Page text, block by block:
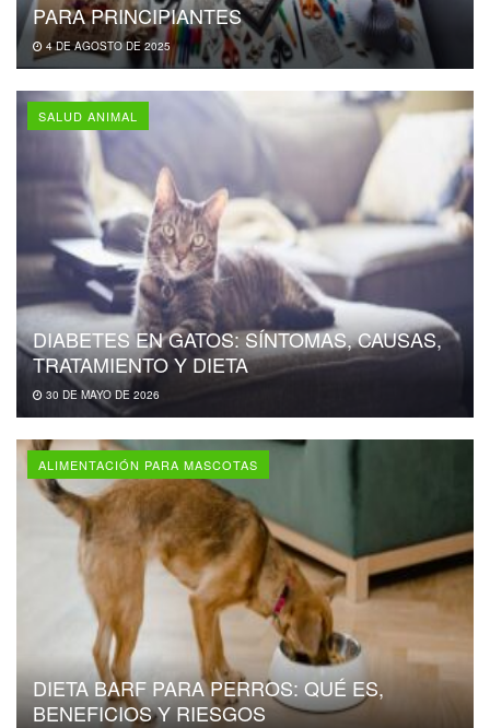
PARA PRINCIPIANTES
4 DE AGOSTO DE 2025
SALUD ANIMAL
DIABETES EN GATOS: SÍNTOMAS, CAUSAS,
TRATAMIENTO Y DIETA
30 DE MAYO DE 2026
ALIMENTACIÓN PARA MASCOTAS
DIETA BARF PARA PERROS: QUÉ ES,
BENEFICIOS Y RIESGOS